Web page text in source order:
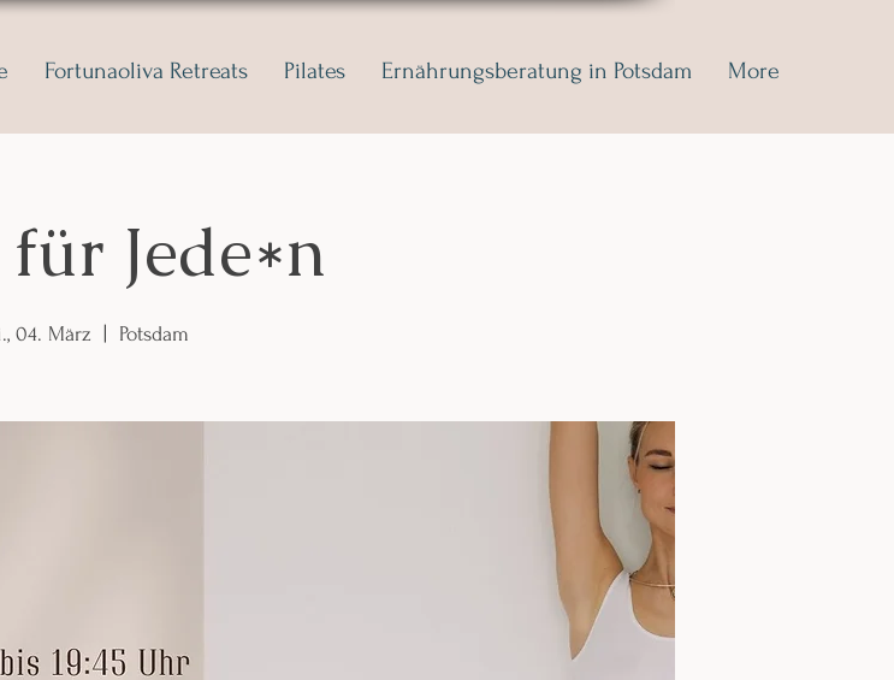
Fortunaoliva Retreats Pilates Ernährungsberatung in Potsdam More
Jede*n
04. März Potsdam